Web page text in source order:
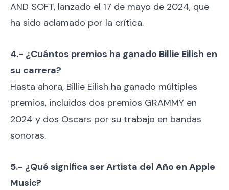
AND SOFT, lanzado el 17 de mayo de 2024, que
ha sido aclamado por la crítica.
4.- ¿Cuántos premios ha ganado Billie Eilish en
su carrera?
Hasta ahora, Billie Eilish ha ganado múltiples
premios, incluidos dos premios GRAMMY en
2024 y dos Oscars por su trabajo en bandas
sonoras.
5.- ¿Qué significa ser Artista del Año en Apple
Music?